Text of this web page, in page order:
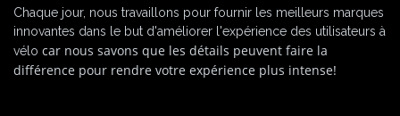
Chaque jour, nous travaillons pour fournir les meilleurs marques
innovantes dans le but d'améliorer l'expérience des utilisateurs à
vélo car nous savons que les détails peuvent faire la
différence pour rendre votre expérience plus intense!